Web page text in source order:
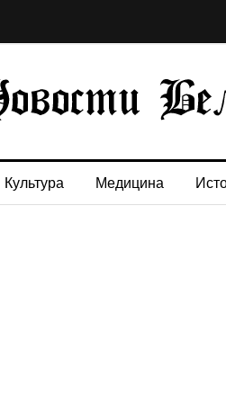
Культура Медицина